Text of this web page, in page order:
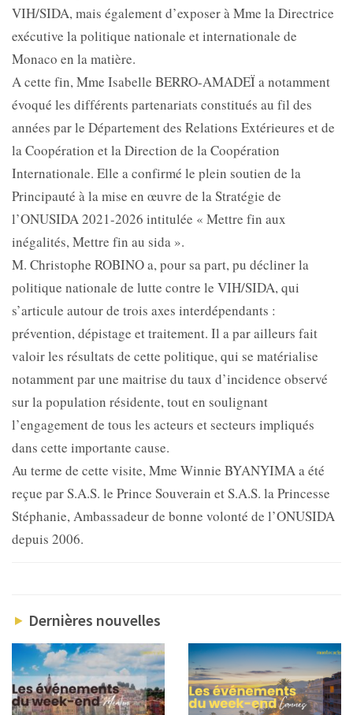
VIH/SIDA, mais également d’exposer à Mme la Directrice
exécutive la politique nationale et internationale de
Monaco en la matière.
A cette fin, Mme Isabelle BERRO-AMADEÏ a notamment
évoqué les différents partenariats constitués au fil des
années par le Département des Relations Extérieures et de
la Coopération et la Direction de la Coopération
Internationale. Elle a confirmé le plein soutien de la
Principauté à la mise en œuvre de la Stratégie de
l’ONUSIDA 2021-2026 intitulée « Mettre fin aux
inégalités, Mettre fin au sida ».
M. Christophe ROBINO a, pour sa part, pu décliner la
politique nationale de lutte contre le VIH/SIDA, qui
s’articule autour de trois axes interdépendants :
prévention, dépistage et traitement. Il a par ailleurs fait
valoir les résultats de cette politique, qui se matérialise
notamment par une maitrise du taux d’incidence observé
sur la population résidente, tout en soulignant
l’engagement de tous les acteurs et secteurs impliqués
dans cette importante cause.
Au terme de cette visite, Mme Winnie BYANYIMA a été
reçue par S.A.S. le Prince Souverain et S.A.S. la Princesse
Stéphanie, Ambassadeur de bonne volonté de l’ONUSIDA
depuis 2006.
Dernières nouvelles